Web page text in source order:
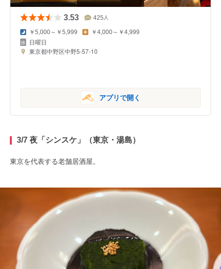
3.53 425 人
￥5,000～￥5,999 ￥4,000～￥4,999
日曜日
東京都中野区中野5-57-10
アプリで開く
3/7 夜「シンスケ」（東京・湯島）
東京を代表する老舗居酒屋。